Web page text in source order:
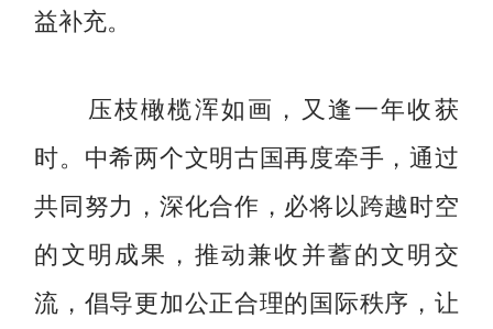
益补充。
压枝橄榄浑如画，又逢一年收获
时。中希两个文明古国再度牵手，通过
共同努力，深化合作，必将以跨越时空
的文明成果，推动兼收并蓄的文明交
流，倡导更加公正合理的国际秩序，让